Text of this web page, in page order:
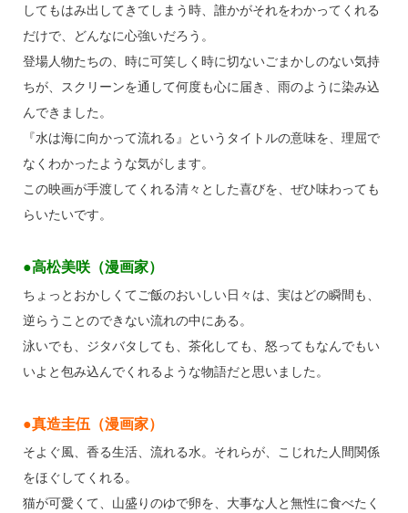
してもはみ出してきてしまう時、誰かがそれをわかってくれる
だけで、どんなに心強いだろう。
登場人物たちの、時に可笑しく時に切ないごまかしのない気持
ちが、スクリーンを通して何度も心に届き、雨のように染み込
んできました。
『水は海に向かって流れる』というタイトルの意味を、理屈で
なくわかったような気がします。
この映画が手渡してくれる清々とした喜びを、ぜひ味わっても
らいたいです。
●高松美咲（漫画家）
ちょっとおかしくてご飯のおいしい日々は、実はどの瞬間も、
逆らうことのできない流れの中にある。
泳いでも、ジタバタしても、茶化しても、怒ってもなんでもい
いよと包み込んでくれるような物語だと思いました。
●真造圭伍（漫画家）
そよぐ風、香る生活、流れる水。それらが、こじれた人間関係
をほぐしてくれる。
猫が可愛くて、山盛りのゆで卵を、大事な人と無性に食べたく